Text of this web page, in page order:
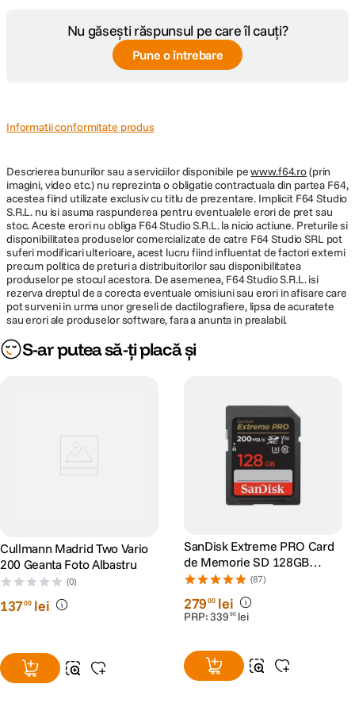
Nu găsești răspunsul pe care îl cauți?
Pune o întrebare
Informatii conformitate produs
Descrierea bunurilor sau a serviciilor disponibile pewww.f64.ro(prin
imagini, video etc.) nu reprezinta o obligatie contractuala din partea F64,
acestea fiind utilizate exclusiv cu titlu de prezentare. Implicit F64 Studio
S.R.L. nu isi asuma raspunderea pentru eventualele erori de pret sau
stoc. Aceste erori nu obliga F64 Studio S.R.L. la nicio actiune. Preturile si
disponibilitatea produselor comercializate de catre F64 Studio SRL pot
suferi modificari ulterioare, acest lucru fiind influentat de factori externi
precum politica de preturi a distribuitorilor sau disponibilitatea
produselor pe stocul acestora. De asemenea, F64 Studio S.R.L. isi
rezerva dreptul de a corecta eventuale omisiuni sau erori in afisare care
pot surveni in urma unor greseli de dactilografiere, lipsa de acuratete
sau erori ale produselor software, fara a anunta in prealabil.
S-ar putea să-ți placă și
Cullmann Madrid Two Vario
200 Geanta Foto Albastru
(0)
13700 lei
SanDisk Extreme PRO Card
de Memorie SD 128GB
SDXC UHS-I Class 10 U3 V30
+ 2 Ani RescuePRO Deluxe
(87)
27900 lei
PRP:339 90 lei